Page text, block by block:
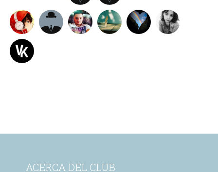
ACERCA DEL CLUB